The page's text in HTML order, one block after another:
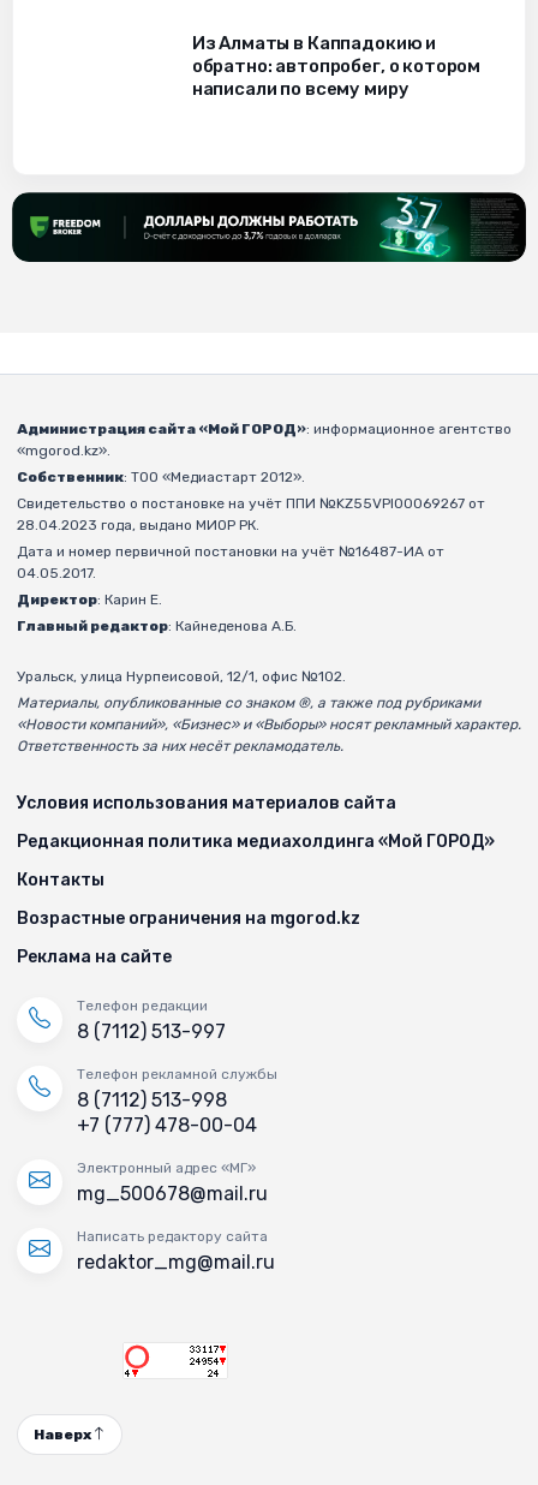
Из Алматы в Каппадокию и
обратно: автопробег, о котором
написали по всему миру
Администрация сайта «Мой ГОРОД»: информационное агентство
«mgorod.kz».
Собственник: ТОО «Медиастарт 2012».
Свидетельство о постановке на учёт ППИ №KZ55VPI00069267 от
28.04.2023 года, выдано МИОР РК.
Дата и номер первичной постановки на учёт №16487-ИА от
04.05.2017.
Директор: Карин Е.
Главный редактор: Кайнеденова А.Б.
Уральск, улица Нурпеисовой, 12/1, офис №102.
Материалы, опубликованные со знаком ®, а также под рубриками
«Новости компаний», «Бизнес» и «Выборы» носят рекламный характер.
Ответственность за них несёт рекламодатель.
Условия использования материалов сайта
Редакционная политика медиахолдинга «Мой ГОРОД»
Контакты
Возрастные ограничения на mgorod.kz
Реклама на сайте
Телефон редакции
8 (7112) 513-997
Телефон рекламной службы
8 (7112) 513-998
+7 (777) 478-00-04
Электронный адрес «МГ»
mg_500678@mail.ru
Написать редактору сайта
redaktor_mg@mail.ru
Наверх